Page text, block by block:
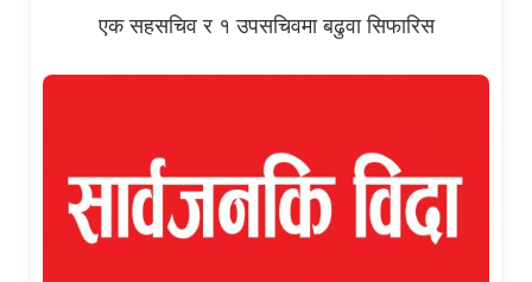
एक सहसचिव र १ उपसचिवमा बढुवा सिफारिस